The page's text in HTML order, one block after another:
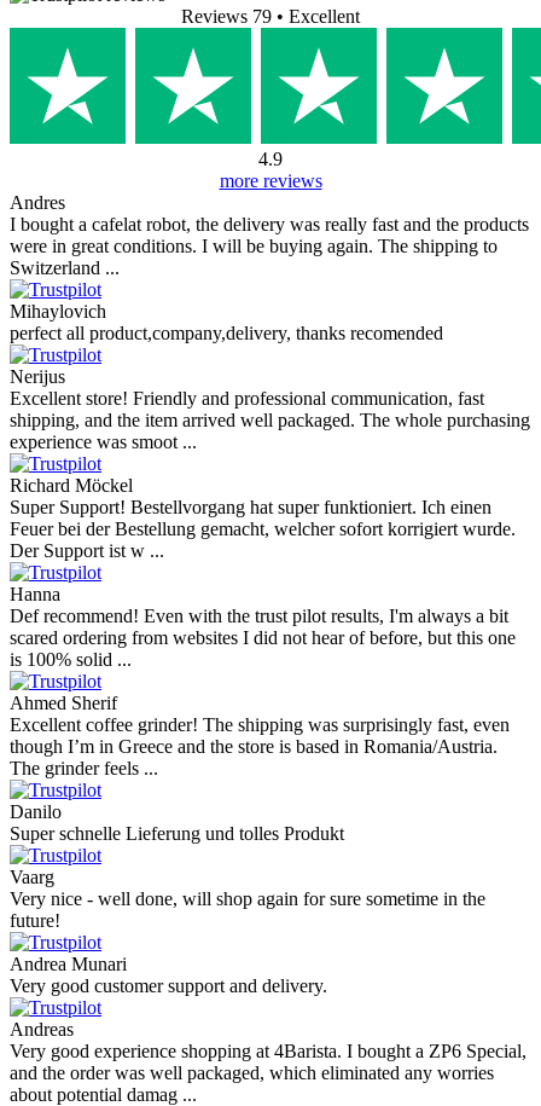
Reviews 79 • Excellent
4.9
more reviews
Andres
I bought a cafelat robot, the delivery was really fast and the products
were in great conditions. I will be buying again. The shipping to
Switzerland ...
Mihaylovich
perfect all product,company,delivery, thanks recomended
Nerijus
Excellent store! Friendly and professional communication, fast
shipping, and the item arrived well packaged. The whole purchasing
experience was smoot ...
Richard Möckel
Super Support! Bestellvorgang hat super funktioniert. Ich einen
Feuer bei der Bestellung gemacht, welcher sofort korrigiert wurde.
Der Support ist w ...
Hanna
Def recommend! Even with the trust pilot results, I'm always a bit
scared ordering from websites I did not hear of before, but this one
is 100% solid ...
Ahmed Sherif
Excellent coffee grinder! The shipping was surprisingly fast, even
though I’m in Greece and the store is based in Romania/Austria.
The grinder feels ...
Danilo
Super schnelle Lieferung und tolles Produkt
Vaarg
Very nice - well done, will shop again for sure sometime in the
future!
Andrea Munari
Very good customer support and delivery.
Andreas
Very good experience shopping at 4Barista. I bought a ZP6 Special,
and the order was well packaged, which eliminated any worries
about potential damag ...